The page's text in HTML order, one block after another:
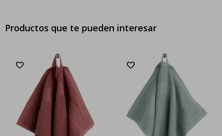
Productos que te pueden interesar